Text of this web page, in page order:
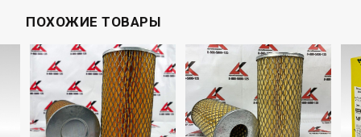
ПОХОЖИЕ ТОВАРЫ